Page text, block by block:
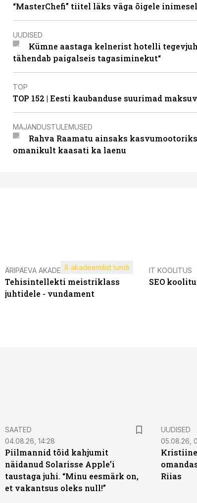
“MasterChefi” tiitel läks väga õigele
UUDISED
Kümne aastaga kelnerist hotelli
tähendab paigalseis tagasiminekut“
TOP
TOP 152 | Eesti kaubanduse suurimad
MAJANDUSTULEMUSED
Rahva Raamatu ainsaks
omanikult kaasati ka laenu
ÄRIPÄEVA AKADEEMIA
Tehisintellekti meistriklass
juhtidele - vundament
8 akadeemilist tundi IT KOOLITUS
SEO
SAATED
04.08.26, 14:28
Piilmannid tõid kahjumit
näidanud Solarisse Apple’i
taustaga juhi. “Minu eesmärk on,
et vakantsus oleks null!”
UUDISED
05.08.26,
Riias